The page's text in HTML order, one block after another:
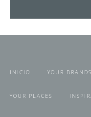
INICIO YOUR BRANDS
YOUR PLACES